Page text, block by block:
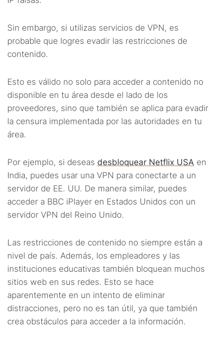
Sin embargo, si utilizas servicios de VPN, es
probable que logres evadir las restricciones de
contenido.
Esto es válido no solo para acceder a contenido no
disponible en tu área desde el lado de los
proveedores, sino que también se aplica para evadir
la censura implementada por las autoridades en tu
área.
Por ejemplo, si deseas desbloquear Netflix USA en
India, puedes usar una VPN para conectarte a un
servidor de EE. UU. De manera similar, puedes
acceder a BBC iPlayer en Estados Unidos con un
servidor VPN del Reino Unido.
Las restricciones de contenido no siempre están a
nivel de país. Además, los empleadores y las
instituciones educativas también bloquean muchos
sitios web en sus redes. Esto se hace
aparentemente en un intento de eliminar
distracciones, pero no es tan útil, ya que también
crea obstáculos para acceder a la información.